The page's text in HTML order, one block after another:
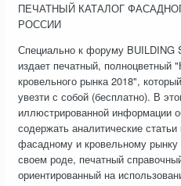
ПЕЧАТНЫЙ КАТАЛОГ
РОССИИ
Специально к форуму BUILDING
издает печатный, полноцветный
кровельного рынка 2018",
увезти с собой (бесплатно). В
иллюстрированной информации
содержать аналитические
фасадному и кровельному
своем роде, печатный
ориентированный на